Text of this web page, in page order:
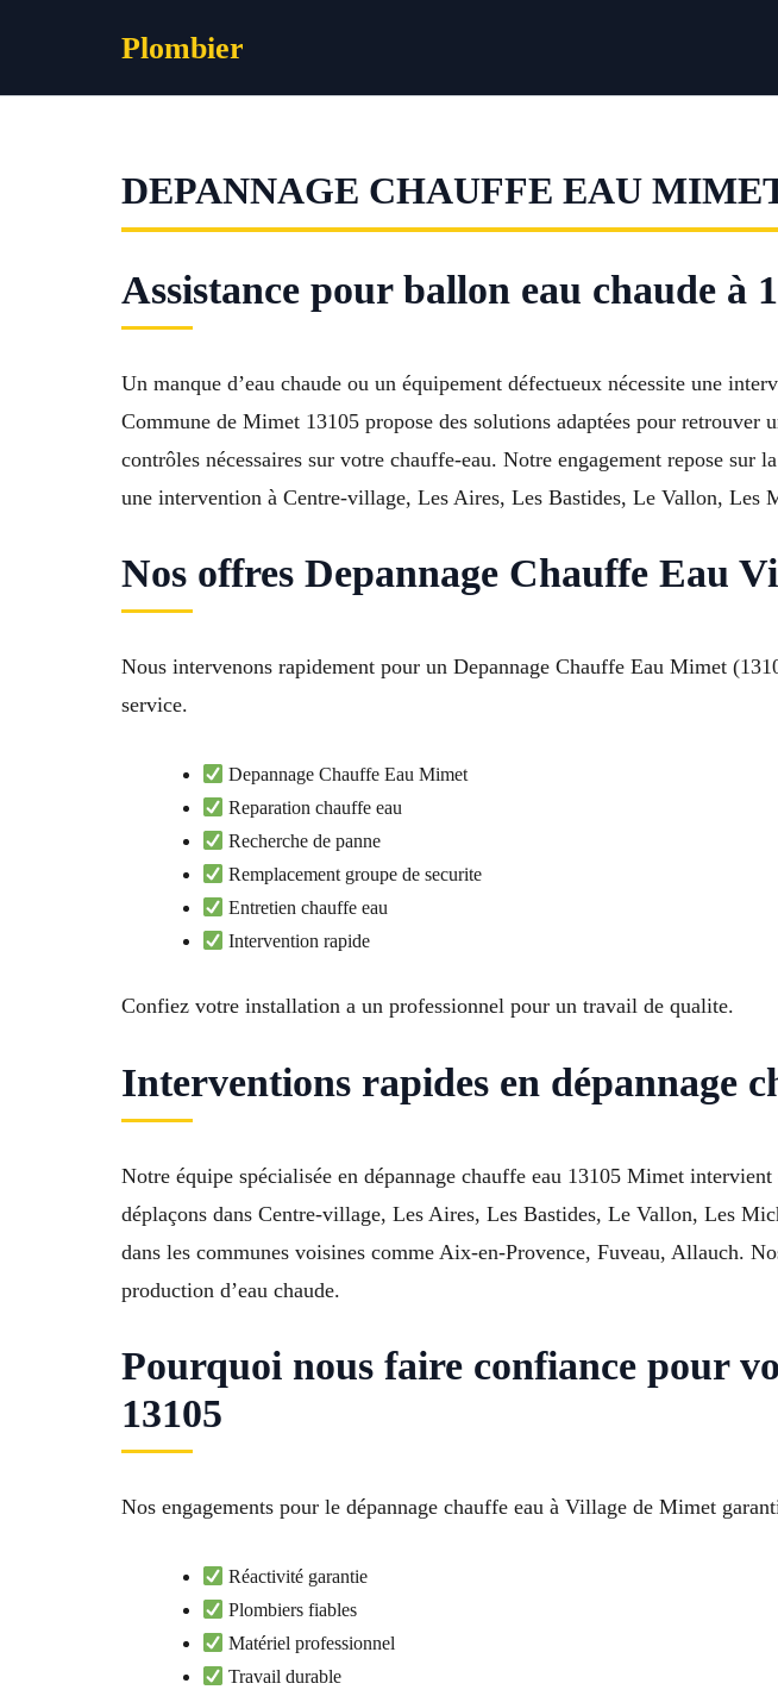
Plombier
DEPANNAGE CHAUFFE EAU
Assistance pour ballon eau chaude à
Un manque d’eau chaude ou un équipement défectueux nécessite une
Commune de Mimet 13105 propose des solutions adaptées pour
contrôles nécessaires sur votre chauffe-eau. Notre engagement repose
une intervention à Centre-village, Les Aires, Les Bastides, Le Vallon, Les
Nos offres Depannage Chauffe Eau
Nous intervenons rapidement pour un Depannage Chauffe Eau Mimet
service.
Depannage Chauffe Eau Mimet
Reparation chauffe eau
Recherche de panne
Remplacement groupe de securite
Entretien chauffe eau
Intervention rapide
Confiez votre installation a un professionnel pour un travail de qualite.
Interventions rapides en dépannage
Notre équipe spécialisée en dépannage chauffe eau 13105 Mimet
déplaçons dans Centre-village, Les Aires, Les Bastides, Le Vallon, Les
dans les communes voisines comme Aix-en-Provence, Fuveau, Allauch.
production d’eau chaude.
Pourquoi nous faire confiance pour
13105
Nos engagements pour le dépannage chauffe eau à Village de Mimet
Réactivité garantie
Plombiers fiables
Matériel professionnel
Travail durable